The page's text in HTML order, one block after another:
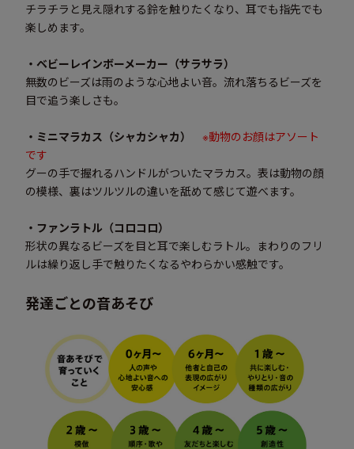
チラチラと見え隠れする鈴を触りたくなり、耳でも指先でも
楽しめます。
・ベビーレインボーメーカー（サラサラ）
無数のビーズは雨のような心地よい音。流れ落ちるビーズを
目で追う楽しさも。
・ミニマラカス（シャカシャカ） ※動物のお顔はアソート
です
グーの手で握れるハンドルがついたマラカス。表は動物の顔
の模様、裏はツルツルの違いを舐めて感じて遊べます。
・ファンラトル（コロコロ）
形状の異なるビーズを目と耳で楽しむラトル。まわりのフリ
ルは繰り返し手で触りたくなるやわらかい感触です。
発達ごとの音あそび